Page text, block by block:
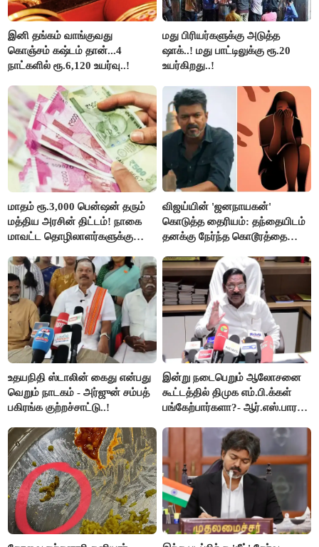
இனி தங்கம் வாங்குவது
கொஞ்சம் கஷ்டம் தான்...4
நாட்களில் ரூ.6,120 உயர்வு..!
மது பிரியர்களுக்கு அடுத்த
ஷாக்..! மது பாட்டிலுக்கு ரூ.20
உயர்கிறது..!
மாதம் ரூ.3,000 பென்ஷன் தரும்
மத்திய அரசின் திட்டம்! நாகை
மாவட்ட தொழிலாளர்களுக்கு
செய்தி!
விஜய்யின் 'ஜனநாயகன்'
கொடுத்த தைரியம்: தந்தையிடம்
தனக்கு நேர்ந்த கொடூரத்தை
உதயநிதி ஸ்டாலின் கைது என்பது
வெறும் நாடகம் - அர்ஜுன் சம்பத்
பகிரங்க குற்றச்சாட்டு..!
இன்று நடைபெறும் ஆலோசனை
கூட்டத்தில் திமுக எம்.பி.க்கள்
பங்கேற்பார்களா?- ஆர்.எஸ்.பாரதி